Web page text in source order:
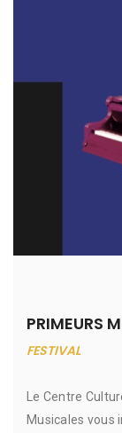
PRIMEURS
FESTIVAL
Le Centre
Musicales vous